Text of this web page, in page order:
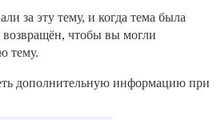
за эту тему, и когда тема была
чтобы вы могли
тему.
дополнительную информацию при